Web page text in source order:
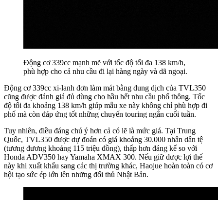
Động cơ 339cc mạnh mẽ với tốc độ tối đa 138 km/h,
phù hợp cho cả nhu cầu đi lại hàng ngày và dã ngoại.
Động cơ 339cc xi-lanh đơn làm mát bằng dung dịch của TVL350
cũng được đánh giá đủ dùng cho hầu hết nhu cầu phổ thông. Tốc
độ tối đa khoảng 138 km/h giúp mẫu xe này không chỉ phù hợp đi
phố mà còn đáp ứng tốt những chuyến touring ngắn cuối tuần.
Tuy nhiên, điều đáng chú ý hơn cả có lẽ là mức giá. Tại Trung
Quốc, TVL350 được dự đoán có giá khoảng 30.000 nhân dân tệ
(tương đương khoảng 115 triệu đồng), thấp hơn đáng kể so với
Honda ADV350 hay Yamaha XMAX 300. Nếu giữ được lợi thế
này khi xuất khẩu sang các thị trường khác, Haojue hoàn toàn có cơ
hội tạo sức ép lớn lên những đối thủ Nhật Bản.